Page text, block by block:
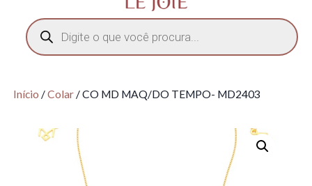
Início /Colar/ CO MD MAQ/DO TEMPO- MD2403